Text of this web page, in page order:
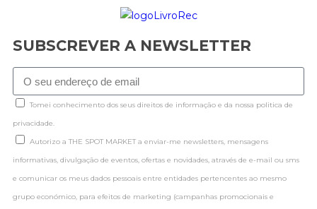
SUBSCREVER A NEWSLETTER
Tomei conhecimento dos seus direitos de informação e da nossa politica de
privacidade.
Autorizo a THE SPOT MARKET a enviar-me newsletters, mensagens
informativas, divulgação de eventos, ofertas e novidades, através de e-mail ou sms
e comunicar os meus dados pessoais entre entidades pertencentes ao mesmo
grupo económico, para efeitos de marketing (campanhas promocionais e